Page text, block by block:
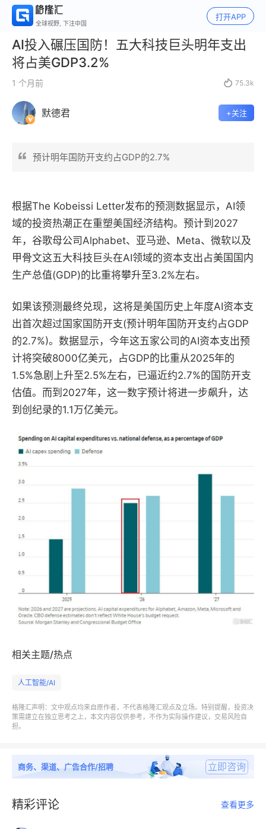
全球视野, 下注中国
打开APP
AI投入碾压国防！五大科技巨头明年支出
将占美GDP3.2%
1 个月前  75.3k
默德君 +关注
预计明年国防开支约占GDP的2.7%
根据The Kobeissi Letter发布的预测数据显示，AI领
域的投资热潮正在重塑美国经济结构。预计到2027
年，谷歌母公司Alphabet、亚马逊、Meta、微软以及
甲骨文这五大科技巨头在AI领域的资本支出占美国国内
生产总值(GDP)的比重将攀升至3.2%左右。
如果该预测最终兑现，这将是美国历史上年度AI资本支
出首次超过国家国防开支(预计明年国防开支约占GDP
的2.7%)。数据显示，今年这五家公司的AI资本支出预
计将突破8000亿美元，占GDP的比重从2025年的
1.5%急剧上升至2.5%左右，已逼近约2.7%的国防开支
估值。而到2027年，这一数字预计将进一步飙升，达
到创纪录的1.1万亿美元。
相关主题/热点
人工智能/AI
格隆汇声明：文中观点均来自原作者，不代表格隆汇观点及立场。特别提醒，投资决
策需建立在独立思考之上，本文内容仅供参考，不作为实际操作建议，交易风险自
担。
商务、渠道、广告合作/招聘 立即咨询
精彩评论 查看更多